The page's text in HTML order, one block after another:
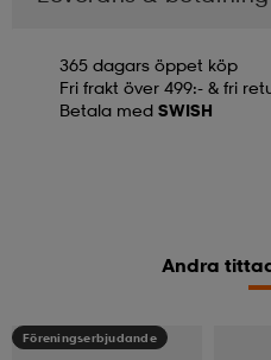
365 dagars öppet köp
Fri frakt över 499:- & fri
Betala med SWISH
Andra
Föreningserbjudande